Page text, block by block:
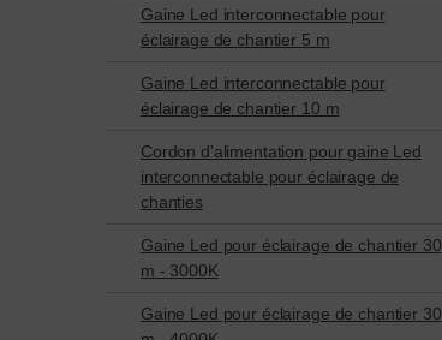
Gaine Led interconnectable pour
éclairage de chantier 5 m
Gaine Led interconnectable pour
éclairage de chantier 10 m
Cordon d'alimentation pour gaine Led
interconnectable pour éclairage de
chanties
Gaine Led pour éclairage de chantier 30
m - 3000K
Gaine Led pour éclairage de chantier 30